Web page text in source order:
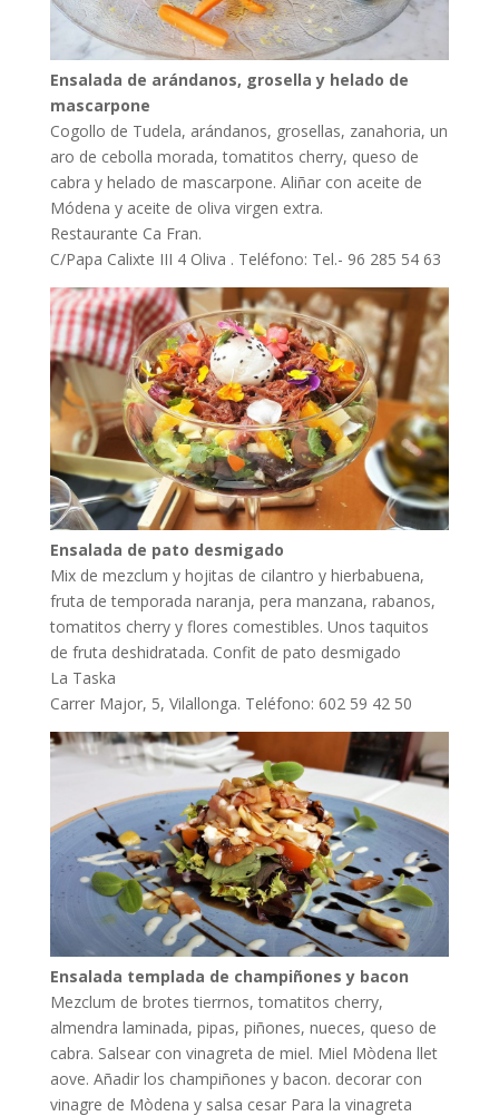
Ensalada de arándanos, grosella y helado de
mascarpone
Cogollo de Tudela, arándanos, grosellas, zanahoria, un
aro de cebolla morada, tomatitos cherry, queso de
cabra y helado de mascarpone. Aliñar con aceite de
Módena y aceite de oliva virgen extra.
Restaurante Ca Fran.
C/Papa Calixte III 4 Oliva . Teléfono: Tel.- 96 285 54 63
Ensalada de pato desmigado
Mix de mezclum y hojitas de cilantro y hierbabuena,
fruta de temporada naranja, pera manzana, rabanos,
tomatitos cherry y flores comestibles. Unos taquitos
de fruta deshidratada. Confit de pato desmigado
La Taska
Carrer Major, 5, Vilallonga. Teléfono: 602 59 42 50
Ensalada templada de champiñones y bacon
Mezclum de brotes tierrnos, tomatitos cherry,
almendra laminada, pipas, piñones, nueces, queso de
cabra. Salsear con vinagreta de miel. Miel Mòdena llet
aove. Añadir los champiñones y bacon. decorar con
vinagre de Mòdena y salsa cesar Para la vinagreta